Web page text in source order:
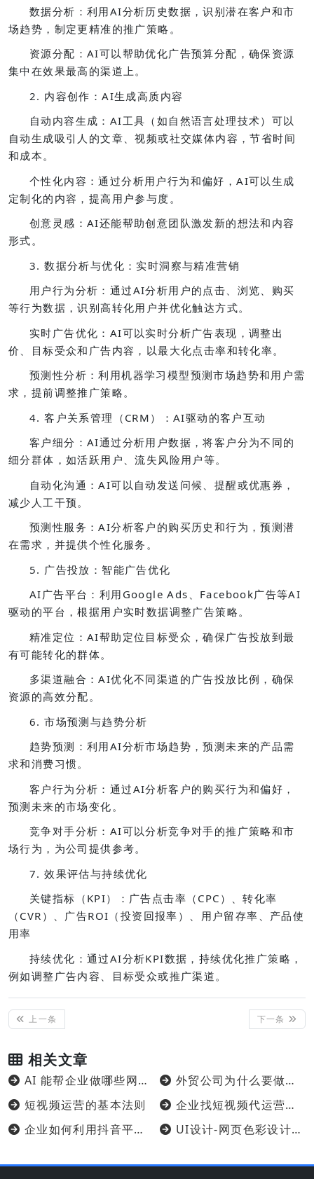
数据分析：利用AI分析历史数据，识别潜在客户和市
场趋势，制定更精准的推广策略。
资源分配：AI可以帮助优化广告预算分配，确保资源
集中在效果最高的渠道上。
2. 内容创作：AI生成高质内容
自动内容生成：AI工具（如自然语言处理技术）可以
自动生成吸引人的文章、视频或社交媒体内容，节省时间
和成本。
个性化内容：通过分析用户行为和偏好，AI可以生成
定制化的内容，提高用户参与度。
创意灵感：AI还能帮助创意团队激发新的想法和内容
形式。
3. 数据分析与优化：实时洞察与精准营销
用户行为分析：通过AI分析用户的点击、浏览、购买
等行为数据，识别高转化用户并优化触达方式。
实时广告优化：AI可以实时分析广告表现，调整出
价、目标受众和广告内容，以最大化点击率和转化率。
预测性分析：利用机器学习模型预测市场趋势和用户需
求，提前调整推广策略。
4. 客户关系管理（CRM）：AI驱动的客户互动
客户细分：AI通过分析用户数据，将客户分为不同的
细分群体，如活跃用户、流失风险用户等。
自动化沟通：AI可以自动发送问候、提醒或优惠券，
减少人工干预。
预测性服务：AI分析客户的购买历史和行为，预测潜
在需求，并提供个性化服务。
5. 广告投放：智能广告优化
AI广告平台：利用Google Ads、Facebook广告等AI
驱动的平台，根据用户实时数据调整广告策略。
精准定位：AI帮助定位目标受众，确保广告投放到最
有可能转化的群体。
多渠道融合：AI优化不同渠道的广告投放比例，确保
资源的高效分配。
6. 市场预测与趋势分析
趋势预测：利用AI分析市场趋势，预测未来的产品需
求和消费习惯。
客户行为分析：通过AI分析客户的购买行为和偏好，
预测未来的市场变化。
竞争对手分析：AI可以分析竞争对手的推广策略和市
场行为，为公司提供参考。
7. 效果评估与持续优化
关键指标（KPI）：广告点击率（CPC）、转化率
（CVR）、广告ROI（投资回报率）、用户留存率、产品使
用率
持续优化：通过AI分析KPI数据，持续优化推广策略，
例如调整广告内容、目标受众或推广渠道。
上一条 下一条
相关文章
AI 能帮企业做哪些网络推广？
外贸公司为什么要做外贸独立站？
短视频运营的基本法则
企业找短视频代运营公司来做推广靠谱不？
企业如何利用抖音平台做好推广？
UI设计-网页色彩设计让你的网站更吸引人